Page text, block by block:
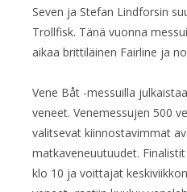
Seven ja Stefan Lindforsin
Trollfisk. Tänä vuonna
aikaa brittiläinen Fairline ja
Vene Båt -messuilla
veneet. Venemessujen 500
valitsevat kiinnostavimmat
matkaveneuutuudet.
klo 10 ja voittajat